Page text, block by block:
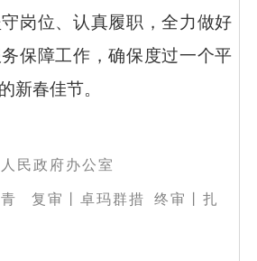
岗位、认真履职，全力做好
保障工作，确保度过一个平
新春佳节。
民政府办公室
复审丨卓玛群措 终审丨扎